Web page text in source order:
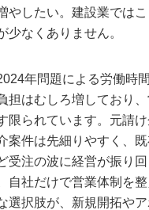
ング代行『マキトルく
『トルトルくん』
作『動画でカリトルく
LINEマキトルくん』
作『まるごと社長』
『SEOトライアル』
『最強LP』
ル構築『トリトル』
やしたい。建設業では
少なくありません。
年問題による労働時
担はむしろ増しており、
限られています。元請
案件は先細りやすく、
受注の波に経営が振り
自社だけで営業体制を
選択肢が、新規開拓や